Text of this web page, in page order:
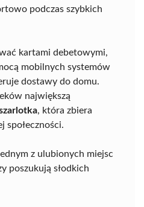
podczas szybkich
kartami debetowymi,
mobilnych systemów
dostawy do domu.
największą
, która zbiera
społeczności.
z ulubionych miejsc
poszukują słodkich